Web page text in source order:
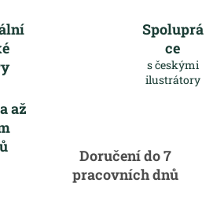
Spoluprá
ce
s českými
ilustrátory
až
Doručení do 7
pracovních dnů